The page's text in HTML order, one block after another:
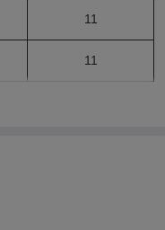
11
11